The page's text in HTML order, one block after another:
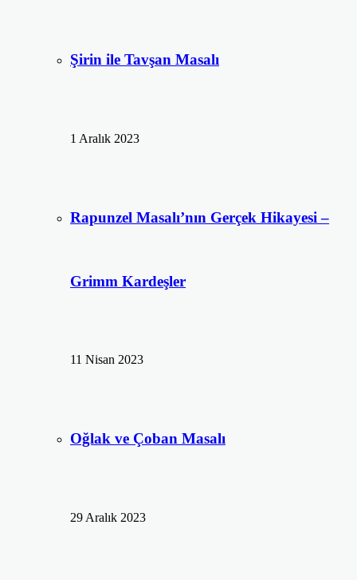
Şirin ile Tavşan Masalı
1 Aralık 2023
Rapunzel Masalı’nın Gerçek Hikayesi –
Grimm Kardeşler
11 Nisan 2023
Oğlak ve Çoban Masalı
29 Aralık 2023